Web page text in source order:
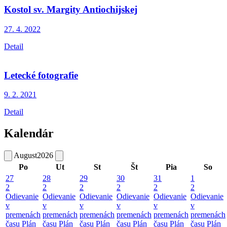
Kostol sv. Margity Antiochijskej
27. 4. 2022
Detail
Letecké fotografie
9. 2. 2021
Detail
Kalendár
August2026
Po
Ut St Št Pia
So
27
2
Odievanie
v
premenách
času Plán
28
2
Odievanie
v
premenách
času Plán
29
2
Odievanie
v
premenách
času Plán
30
2
Odievanie
v
premenách
času Plán
31
2
Odievanie
v
premenách
času Plán
1
2
Odievanie
v
premenách
času Plán